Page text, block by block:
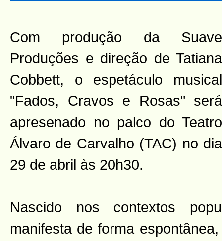
Com produção da Suave
Produções e direção de Tatiana
Cobbett, o espetáculo musical
"Fados, Cravos e Rosas" será
apresenado no palco do Teatro
Álvaro de Carvalho (TAC) no dia
29 de abril às 20h30.
Nascido nos contextos
manifesta de forma